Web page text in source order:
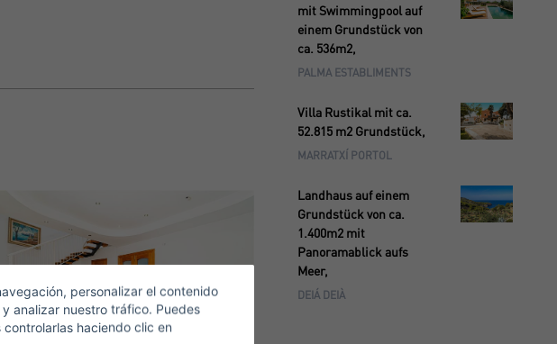
mit Swimmingpool auf
einem Grundstück von
ca. 536m2,
PALMA ESTABLIMENTS
Villa Rustikal mit ca.
52.815 m2 Grundstück,
MARRATXÍ PORTOL
Landhaus auf einem
Grundstück von ca.
1.400m2 mit
Panoramablick aufs
Meer,
DEIÁ DEIÀ
personalizar el contenido
analizar nuestro tráfico. Puedes
haciendo clic en